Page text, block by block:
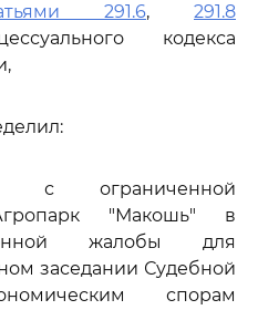
291.6, 291.8
кодекса
с ограниченной
"Макошь" в
жалобы для
заседании Судебной
спорам